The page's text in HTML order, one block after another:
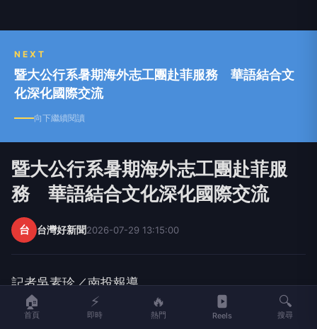
NEXT
暨大公行系暑期海外志工團赴菲服務 華語結合文
化深化國際交流
向下繼續閱讀
暨大公行系暑期海外志工團赴菲服
務 華語結合文化深化國際交流
台 台灣好新聞
記者吳素珍／南投報導
🏠
首頁
⚡
即時
🔥
熱門 Reels
🔍
搜尋